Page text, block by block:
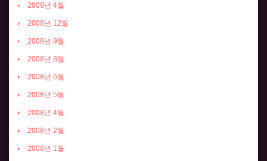
2009년 4월
2008년 12월
2008년 9월
2008년 8월
2008년 6월
2008년 5월
2008년 4월
2008년 2월
2008년 1월